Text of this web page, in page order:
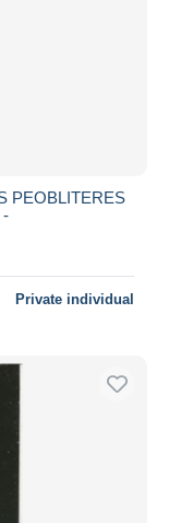
PEOBLITERES
-
Private individual